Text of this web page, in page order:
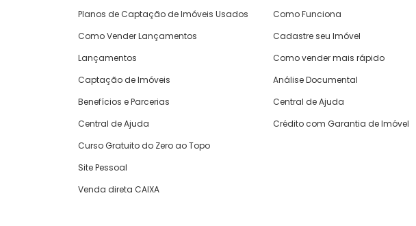
Planos de Captação de Imóveis Usados
Como Vender Lançamentos
Lançamentos
Captação de Imóveis
Benefícios e Parcerias
Central de Ajuda
Curso Gratuito do Zero ao Topo
Site Pessoal
Venda direta CAIXA
Como Funciona
Cadastre seu Imóvel
Como vender mais rápido
Análise Documental
Central de Ajuda
Crédito com Garantia de Imóvel